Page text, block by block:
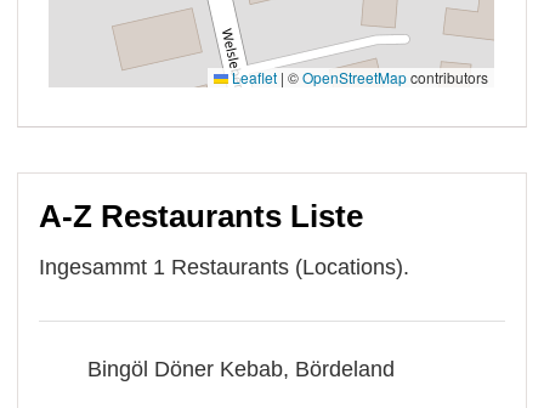
A-Z Restaurants Liste
Ingesammt 1 Restaurants (Locations).
Bingöl Döner Kebab, Bördeland